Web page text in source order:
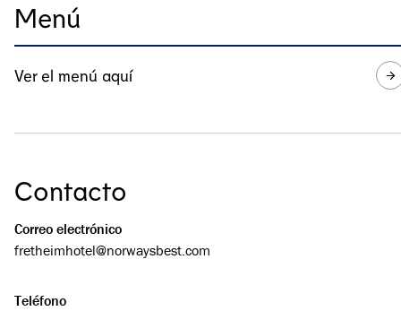
Menú
Ver el menú aquí
Contacto
Correo electrónico
fretheimhotel@­norwaysbest.com
Teléfono